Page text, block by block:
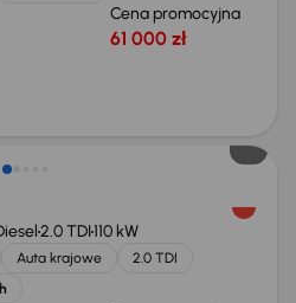
Cena promocyjna
61 000 zł
2.0 TDI110 kW
Auta krajowe
2.0 TDI